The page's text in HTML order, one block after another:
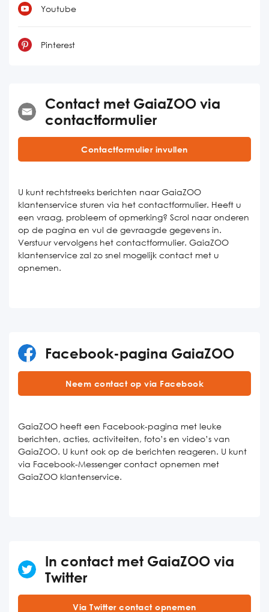
Youtube
Pinterest
Contact met GaiaZOO via
contactformulier
Contactformulier invullen
U kunt rechtstreeks berichten naar GaiaZOO
klantenservice sturen via het contactformulier. Heeft u
een vraag, probleem of opmerking? Scrol naar onderen
op de pagina en vul de gevraagde gegevens in.
Verstuur vervolgens het contactformulier. GaiaZOO
klantenservice zal zo snel mogelijk contact met u
opnemen.
Facebook-pagina GaiaZOO
Neem contact op via Facebook
GaiaZOO heeft een Facebook-pagina met leuke
berichten, acties, activiteiten, foto’s en video’s van
GaiaZOO. U kunt ook op de berichten reageren. U kunt
via Facebook-Messenger contact opnemen met
GaiaZOO klantenservice.
In contact met GaiaZOO via
Twitter
Via Twitter contact opnemen